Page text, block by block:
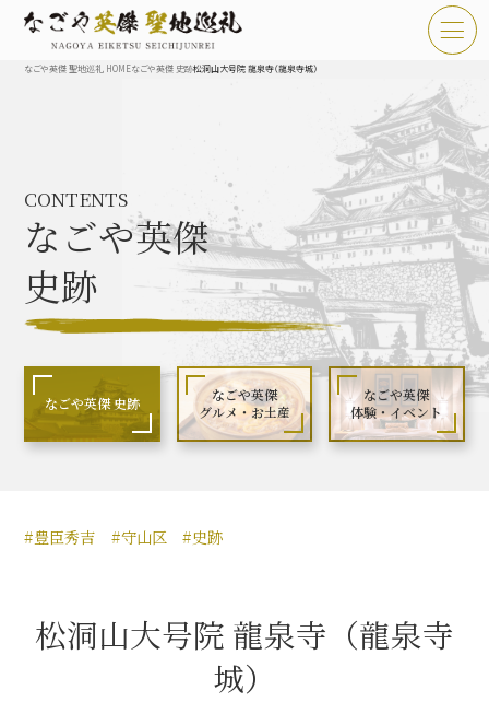
なごや英傑 聖地巡礼とは
なごや英傑 史跡 一覧
なごや英傑 グルメ・土産 一覧
なごや英傑 体験・イベント
秀長関連 史跡 一覧
名古屋＜秀長＞観光モデルコース
なごや英傑 聖地巡礼 HOMEなごや英傑 史跡松洞山大号院 龍泉寺（龍泉寺城）
CONTENTS
なごや英傑
史跡
なごや英傑 史跡
なごや英傑
グルメ・お土産
なごや英傑
体験・イベント
#豊臣秀吉 #守山区 #史跡
松洞山大号院 龍泉寺（龍泉寺
城）